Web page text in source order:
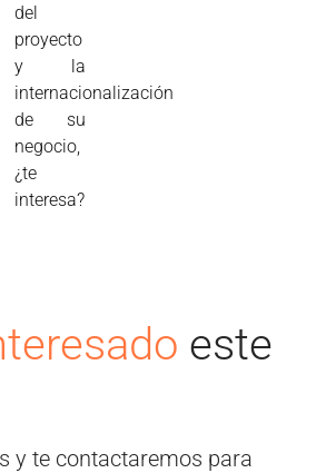
del
proyecto
y la
internacionalización
de su
negocio,
¿te
interesa?
este
y te contactaremos para